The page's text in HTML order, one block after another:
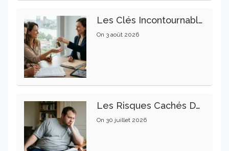
Les Clés Incontournables Pour Réussir Vos Transactions Immobilières
On 3 août 2026
Les Risques Cachés De La Sédentarité : Un Enjeu Pour Votre Santé
On 30 juillet 2026